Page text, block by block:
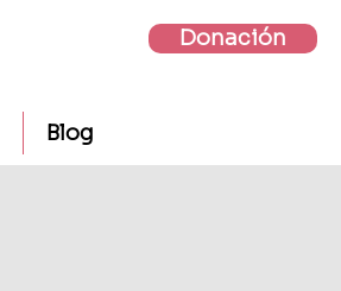
Donación
Blog